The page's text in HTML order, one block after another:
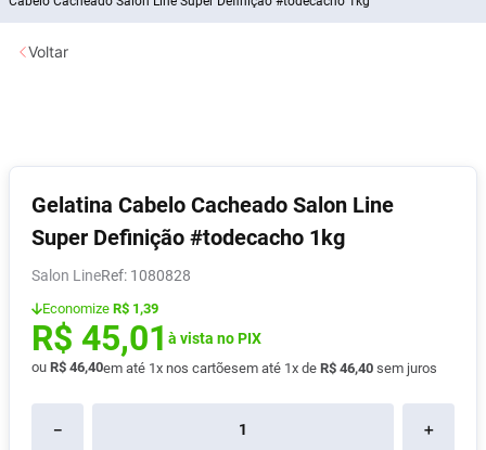
Gelatina Cabelo Cacheado Salon Line
Super Definição #todecacho 1kg
Salon Line : 1080828
Economize R$ 1,39
R$ 45,01 à vista no PIX
ou R$ 46,40em até 1x nos cartõesem até 1x de R$ 46,40 sem juros
＋
－
Voltar
1º Fralda
2
5º Fralda G
6º Shampoo
7º Desodorante
8 º Absorvente
9º Lavitan
10 º Vitamina D